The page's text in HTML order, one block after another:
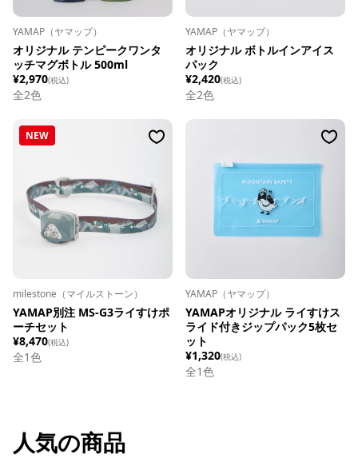
YAMAP（ヤマップ）
オリジナル テンピークワンタ
ッチマグボトル 500ml
¥2,970(税込)
全2色
YAMAP（ヤマップ）
オリジナル ボトルインアイス
パック
¥2,420(税込)
全2色
NEW
milestone（マイルストーン）
YAMAP別注 MS-G3ライすけポ
ーチセット
¥8,470(税込)
全1色
YAMAP（ヤマップ）
YAMAPオリジナル ライすけス
ライド付きジップパック5枚セ
ット
¥1,320(税込)
全1色
人気の商品